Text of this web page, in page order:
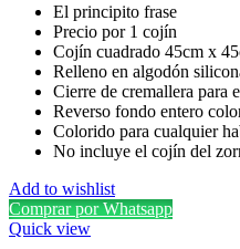
El principito frase
Precio por 1 cojín
Cojín cuadrado 45cm x
Relleno en algodón
Cierre de cremallera para
Reverso fondo entero
Colorido para cualquier
No incluye el cojín del
Add to wishlist
Comprar por Whatsapp
Quick view